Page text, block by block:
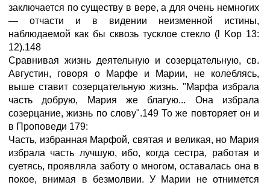
заключается по существу в вере, а для очень немногих
— отчасти и в видении неизменной истины,
наблюдаемой как бы сквозь тусклое стекло (l Kop 13:
12).148
Сравнивая жизнь деятельную и созерцательную, св.
Августин, говоря о Марфе и Марии, не колеблясь,
выше ставит созерцательную жизнь. "Марфа избрала
часть добрую, Мария же благую... Она избрала
созерцание, жизнь по слову".149 То же повторяет он и
в Проповеди 179:
Часть, избранная Марфой, святая и великая, но Мария
избрала часть лучшую, ибо, когда сестра, работая и
суетясь, проявляла заботу о многом, оставалась она в
покое, внимая в безмолвии. У Марии не отнимется